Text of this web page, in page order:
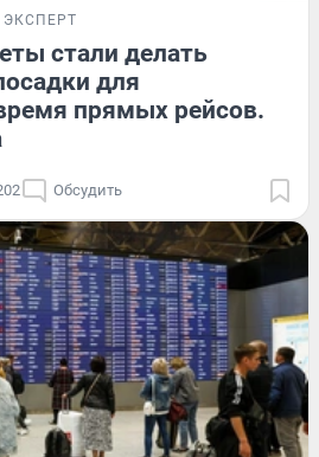
ЭКСПЕРТ
стали делать
для
прямых рейсов.
Обсудить